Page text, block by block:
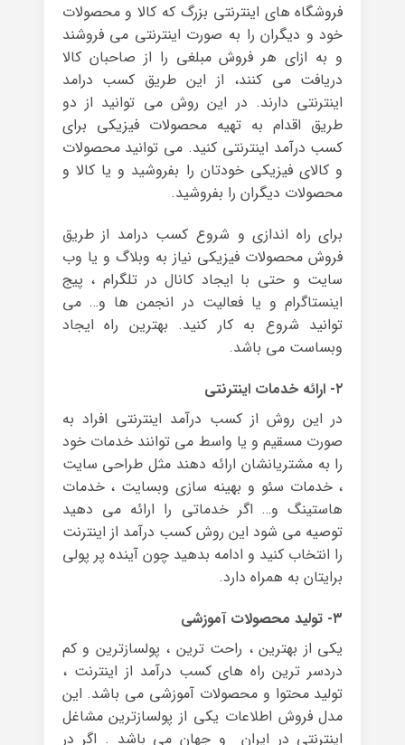
فروشگاه های اینترنتی بزرگ که کالا و محصولات
خود و دیگران را به صورت اینترنتی می فروشند
و به ازای هر فروش مبلغی را از صاحبان کالا
دریافت می کنند، از این طریق کسب درامد
اینترنتی دارند. در این روش می توانید از دو
طریق اقدام به تهیه محصولات فیزیکی برای
کسب درآمد اینترنتی کنید. می توانید محصولات
و کالای فیزیکی خودتان را بفروشید و یا کالا و
محصولات دیگران را بفروشید.
برای راه اندازی و شروع کسب درامد از طریق
فروش محصولات فیزیکی نیاز به وبلاگ و یا وب
سایت و حتی با ایجاد کانال در تلگرام ، پیج
اینستاگرام و یا فعالیت در انجمن ها و… می
توانید شروع به کار کنید. بهترین راه ایجاد
وبساست می باشد.
۲- ارائه خدمات اینترنتی
در این روش از کسب درآمد اینترنتی افراد به
صورت مسقیم و یا واسط می توانند خدمات خود
را به مشتریانشان ارائه دهند مثل طراحی سایت
، خدمات سئو و بهینه سازی وبسایت ، خدمات
هاستینگ و… اگر خدماتی را ارائه می دهید
توصیه می شود این روش کسب درآمد از اینترنت
را انتخاب کنید و ادامه بدهید چون آینده پر پولی
برایتان به همراه دارد.
۳- تولید محصولات آموزشی
یکی از بهترین ، راحت ترین ، پولسازترین و کم
دردسر ترین راه های کسب درآمد از اینترنت ،
تولید محتوا و محصولات آموزشی می باشد. این
مدل فروش اطلاعات یکی از پولسازترین مشاغل
اینترنتی در ایران و جهان می باشد . اگر در